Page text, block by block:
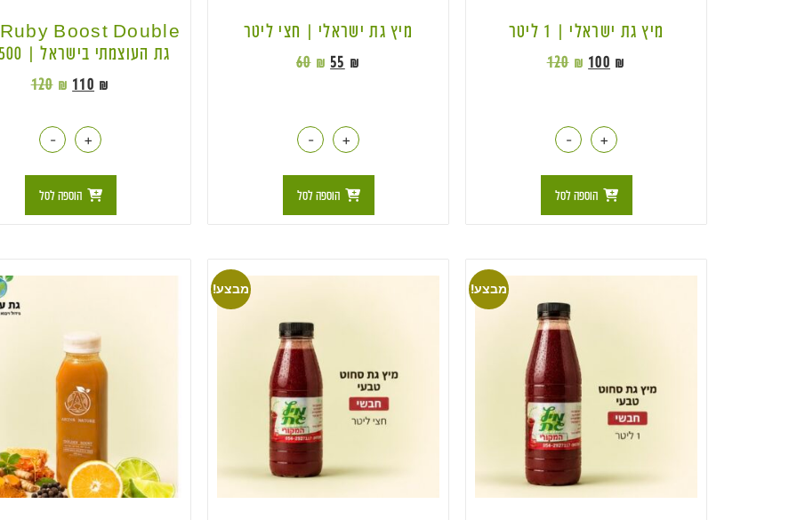
מיץ גת ישראלי | 1 ליטר
120 ₪ 100 ₪
- +
הוספה לסל
מיץ גת ישראלי | חצי ליטר
60 ₪ 55 ₪
- +
הוספה לסל
גת העוצמתי בישראל | 500 מ״ל
120 ₪ 110 ₪
- +
הוספה לסל
מבצע! מבצע!